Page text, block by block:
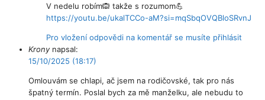
V nedelu robím🙉 takže s rozumom💪
https://youtu.be/ukalTCCo-aM?si=mqSbqOVQBloSRvnJ
Pro vložení odpovědi na komentář se musíte přihlásit
Krony napsal:
15/10/2025 (18:17)
Omlouvám se chlapi, ač jsem na rodičovské, tak pro nás
špatný termín. Poslal bych za mě manželku, ale nebudu to